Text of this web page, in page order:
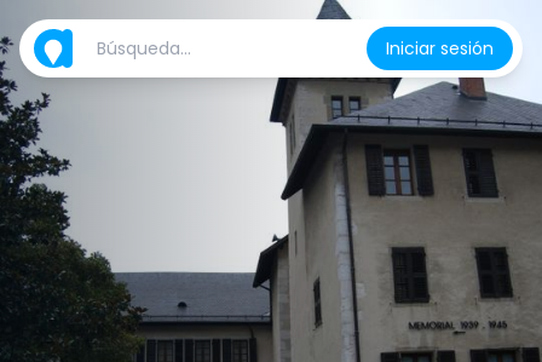
Iniciar sesión